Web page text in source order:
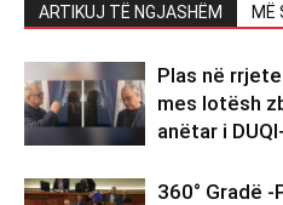
ARTIKUJ TË NGJASHËM MË
Plas në
mes lotësh
anëtar i
360° Gradë -